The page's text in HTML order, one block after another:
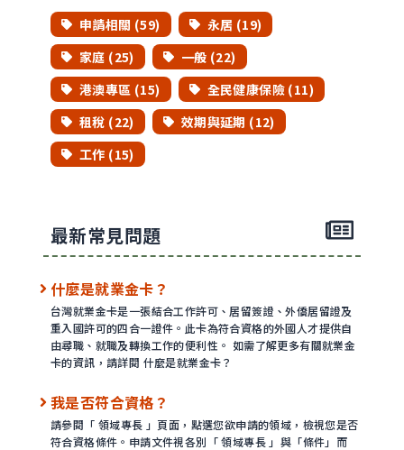
申請相關 (59)
永居 (19)
家庭 (25)
一般 (22)
港澳專區 (15)
全民健康保險 (11)
租稅 (22)
效期與延期 (12)
工作 (15)
最新常見問題
什麼是就業金卡？
台灣就業金卡是一張結合工作許可、居留簽證、外僑居留證及
重入國許可的四合一證件。此卡為符合資格的外國人才提供自
由尋職、就職及轉換工作的便利性。 如需了解更多有關就業金
卡的資訊，請詳閱 什麼是就業金卡？
我是否符合資格？
請參閱「 領域專長 」頁面，點選您欲申請的領域，檢視您是否
符合資格條件。申請文件視各別「 領域專長 」與「條件」而